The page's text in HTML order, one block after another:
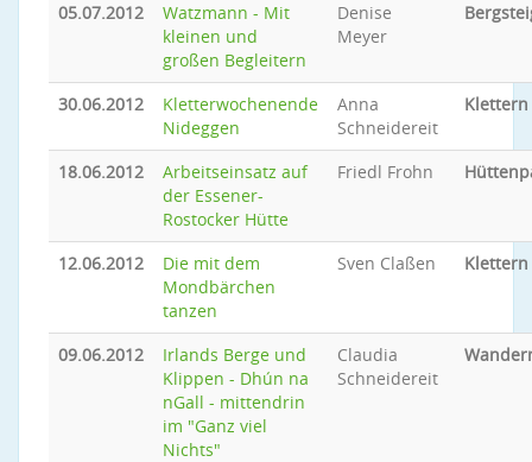
05.07.2012
Watzmann - Mit
kleinen und
großen Begleitern
Denise
Meyer
30.06.2012
Kletterwochenende
Nideggen
Anna
Schneidereit
Klettern
18.06.2012
Arbeitseinsatz auf
der Essener-
Rostocker Hütte
Friedl Frohn
12.06.2012
Die mit dem
Mondbärchen
tanzen
Sven Claßen Klettern
09.06.2012
Irlands Berge und
Klippen - Dhún na
nGall - mittendrin
im "Ganz viel
Nichts"
Claudia
Schneidereit